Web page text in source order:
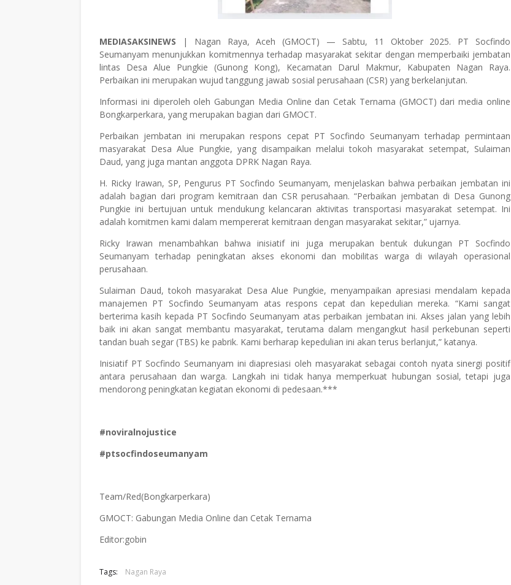
MEDIASAKSINEWS | Nagan Raya, Aceh (GMOCT) — Sabtu, 11 Oktober 2025. PT Socfindo
Seumanyam menunjukkan komitmennya terhadap masyarakat sekitar dengan memperbaiki jembatan
lintas Desa Alue Pungkie (Gunong Kong), Kecamatan Darul Makmur, Kabupaten Nagan Raya.
Perbaikan ini merupakan wujud tanggung jawab sosial perusahaan (CSR) yang berkelanjutan.
Informasi ini diperoleh oleh Gabungan Media Online dan Cetak Ternama (GMOCT) dari media online
Bongkarperkara, yang merupakan bagian dari GMOCT.
Perbaikan jembatan ini merupakan respons cepat PT Socfindo Seumanyam terhadap permintaan
masyarakat Desa Alue Pungkie, yang disampaikan melalui tokoh masyarakat setempat, Sulaiman
Daud, yang juga mantan anggota DPRK Nagan Raya.
H. Ricky Irawan, SP, Pengurus PT Socfindo Seumanyam, menjelaskan bahwa perbaikan jembatan ini
adalah bagian dari program kemitraan dan CSR perusahaan. “Perbaikan jembatan di Desa Gunong
Pungkie ini bertujuan untuk mendukung kelancaran aktivitas transportasi masyarakat setempat. Ini
adalah komitmen kami dalam mempererat kemitraan dengan masyarakat sekitar,” ujarnya.
Ricky Irawan menambahkan bahwa inisiatif ini juga merupakan bentuk dukungan PT Socfindo
Seumanyam terhadap peningkatan akses ekonomi dan mobilitas warga di wilayah operasional
perusahaan.
Sulaiman Daud, tokoh masyarakat Desa Alue Pungkie, menyampaikan apresiasi mendalam kepada
manajemen PT Socfindo Seumanyam atas respons cepat dan kepedulian mereka. “Kami sangat
berterima kasih kepada PT Socfindo Seumanyam atas perbaikan jembatan ini. Akses jalan yang lebih
baik ini akan sangat membantu masyarakat, terutama dalam mengangkut hasil perkebunan seperti
tandan buah segar (TBS) ke pabrik. Kami berharap kepedulian ini akan terus berlanjut,” katanya.
Inisiatif PT Socfindo Seumanyam ini diapresiasi oleh masyarakat sebagai contoh nyata sinergi positif
antara perusahaan dan warga. Langkah ini tidak hanya memperkuat hubungan sosial, tetapi juga
mendorong peningkatan kegiatan ekonomi di pedesaan.***
#noviralnojustice
#ptsocfindoseumanyam
Team/Red(Bongkarperkara)
GMOCT: Gabungan Media Online dan Cetak Ternama
Editor:gobin
Tags: Nagan Raya